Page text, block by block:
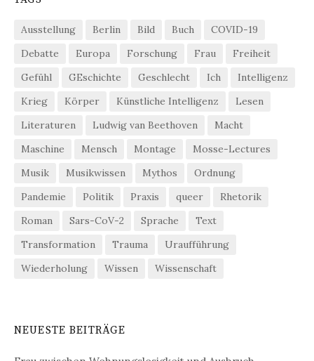
Ausstellung Berlin Bild Buch
COVID-19
Debatte
Europa Forschung Frau
Freiheit
Gefühl
GEschichte Geschlecht Ich
Intelligenz
Krieg
Körper Künstliche Intelligenz
Lesen
Literaturen
Ludwig van Beethoven
Macht
Maschine
Mensch Montage
Mosse-Lectures
Musik
Musikwissen Mythos
Ordnung
Pandemie
Politik Praxis queer
Rhetorik
Roman
Sars-CoV-2 Sprache
Text
Transformation
Trauma
Uraufführung
Wiederholung
Wissen Wissenschaft
NEUESTE BEITRÄGE